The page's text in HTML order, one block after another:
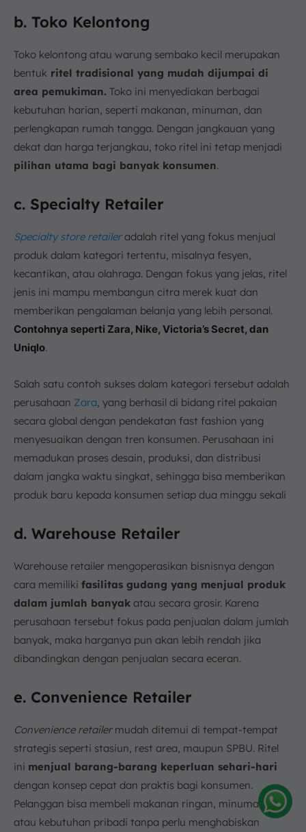
b. Toko Kelontong
Toko kelontong atau warung sembako kecil merupakan
bentuk ritel tradisional yang mudah dijumpai di
area pemukiman. Toko ini menyediakan berbagai
kebutuhan harian, seperti makanan, minuman, dan
perlengkapan rumah tangga. Dengan jangkauan yang
dekat dan harga terjangkau, toko ritel ini tetap menjadi
pilihan utama bagi banyak konsumen.
c. Specialty Retailer
Specialty store retaileradalah ritel yang fokus menjual
produk dalam kategori tertentu, misalnya fesyen,
kecantikan, atau olahraga. Dengan fokus yang jelas, ritel
jenis ini mampu membangun citra merek kuat dan
memberikan pengalaman belanja yang lebih personal.
Contohnya seperti Zara, Nike, Victoria’s Secret, dan
Uniqlo.
Salah satu contoh sukses dalam kategori tersebut adalah
perusahaan Zara, yang berhasil di bidang ritel pakaian
secara global dengan pendekatan fast fashion yang
menyesuaikan dengan tren konsumen. Perusahaan ini
memadukan proses desain, produksi, dan distribusi
dalam jangka waktu singkat, sehingga bisa memberikan
produk baru kepada konsumen setiap dua minggu sekali
d. Warehouse Retailer
Warehouse retailer mengoperasikan bisnisnya dengan
cara memiliki fasilitas gudang yang menjual produk
dalam jumlah banyak atau secara grosir. Karena
perusahaan tersebut fokus pada penjualan dalam jumlah
banyak, maka harganya pun akan lebih rendah jika
dibandingkan dengan penjualan secara eceran.
e. Convenience Retailer
Convenience retailermudah ditemui di tempat-tempat
strategis seperti stasiun, rest area, maupun SPBU. Ritel
ini menjual barang-barang keperluan sehari-hari
dengan konsep cepat dan praktis bagi konsumen.
Pelanggan bisa membeli makanan ringan, minuman,
atau kebutuhan pribadi tanpa perlu menghabiskan